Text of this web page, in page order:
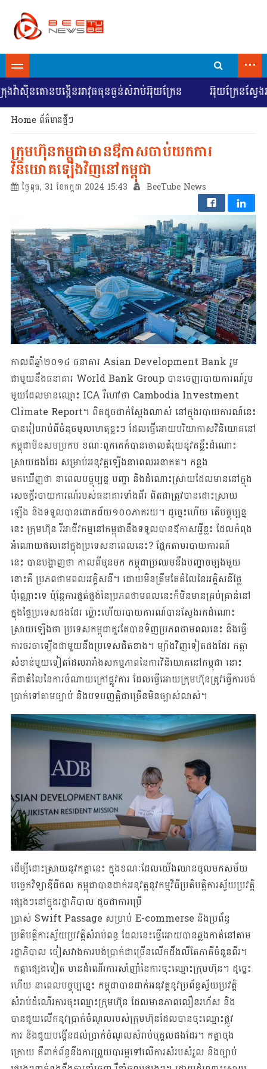
...
ស៊ីនតោនបង្កើនអាវុធធុនធ្ងន់សំរាប់អ៊ុយក្រែន អ៊ុយក្រែនស្វែង
Home ព័ត៌មានថ្មីៗ
ក្រុមហ៊ុនកម្ពុជាមានឳកាសចាប់យកការ
វិនិយោគឡើងវិញនៅកម្ពុជា
ថ្ងៃពុធ, 31 ខែកក្កដា 2024 15:43 BeeTube News
កាលពីឆ្នាំ២០១៤ ធនាគារ Asian Development Bank រួម
ជាមួយនឹងធនាគារ World Bank Group បានចេញរបាយការណ៍រួម
មួយដែលមានឈ្មោះ ICA រឺហៅថា Cambodia Investment
Climate Report។ ពិតដូចជាក់ស្តែងណាស់ នៅក្នុងរបាយការណ៍នេះ
បានរៀបរាប់ពីចំនុចមូលហេតុខ្លះៗ ដែលធ្វើអោយបរិយាកាសវិនិយោគនៅ
កម្ពុជាមិនសមប្រកប ខណៈពួកគេក៏បានចោលតំរុយនូវគន្លឹះដំណោះ
ស្រាយផងដែរ សម្រាប់អនុវត្តឡើងនាពេលអនាគត។ កន្លង
មកឃើញថា នាពេលបច្ចុប្បន្ន បញ្ហា និងដំណោះស្រាយដែលមាននៅក្នុង
សេចក្តីរបាយការណ៍របស់ធនាគារទាំងពីរ ពិតជាត្រូវបានដោះស្រាយ
ឡើង និងទទួលបានជោគជ័យ១០០ភាគរយ។ ដូច្នេះហើយ តើបច្ចុប្បន្ន
នេះ ក្រុមហ៊ុន រឺអាជីវកម្មនៅកម្ពុជានឹងទទួលបានឳកាសអ្វីខ្លះ ដែលកំពុង
អំណោយផលនៅក្នុងប្រទេសនាពេលនេះ? ផ្អែកតាមរបាយការណ៍
នេះ បានបង្ហាញថា កាលពីមុនមក កម្ពុជាប្រឈមនឹងបញ្ហាចម្បងមួយ
នោះគឺ ប្រភពថាមពលអគ្គិសនី។ ដោយមិនត្រឹមតែតំលៃនៃអគ្គិសនីថ្លៃ
ប៉ុណ្ណោះទេ ប៉ុន្តែការផ្គត់ផ្គង់នៃប្រភពថាមពលនេះក៏មិនមានគ្រប់គ្រាន់នៅ
ក្នុងផ្ទៃប្រទេសផងដែរ ម្ល៉ោះហើយរបាយការណ៍បានស្វែងរកដំណោះ
ស្រាយឡើងថា ប្រទេសកម្ពុជាគួរតែបានទិញប្រភពថាមពលនេះ និងធ្វើ
ការចរចាឡើងជាមួយនឹងប្រទេសជិតខាង។ ម្យ៉ាងវិញទៀតផងដែរ កត្តា
សំខាន់មួយទៀតដែលរារាំងសកម្មភាពនៃការវិនិយោគនៅកម្ពុជា នោះ
គឺជាតំលៃនៃការចំណាយក្រៅផ្លូវការ ដែលធ្វើអោយក្រុមហ៊ុនត្រូវធ្វើការបង់
ប្រាក់ទៅតាមច្បាប់ និងបទបញ្ញត្តិជាច្រើនមិនច្បាស់លាស់។
ដើម្បីដោះស្រាយនូវកត្តានេះ ក្នុងខណៈដែលយើងឈានចូលមកសម័យ
បច្ចេកវិទ្យាឌីជីថល កម្ពុជាបានដាក់អនុវត្តនូវកម្មវិធីប្រតិបត្តិការស្វ័យប្រវត្តិ
ផ្សេងៗនៅក្នុងរដ្ឋាភិបាល ដូចជាការប្រើ
ប្រាស់ Swift Passage សម្រាប់ E-commerse និងប្រព័ន្ធ​​​
ប្រតិបត្តិការស្វ័យប្រវត្តិសំរាប់ពន្ធ ដែលនេះធ្វើអោយបានឆ្លងកាត់នៅតាម
រដ្ឋាភិបាល ចៀសវាងការបង់ប្រាក់ជាច្រើនលើកដឹងលឺតែភាគីចំនួនពីរ។
កត្តាផ្សេងទៀត មានដំណើរការសាំញាំនៃការចុះឈ្មោះក្រុមហ៊ុន។ ដូច្នេះ
ហើយ នាពេលបច្ចុប្បន្នេះ កម្ពុជាបានដាក់អនុវត្តនូវប្រព័ន្ធស្វ័យប្រវត្តិ
សំរាប់ដំណើរការចុះឈ្មោះក្រុមហ៊ុន ដែលមានភាពលឿនរហ័ស និង
បានជួយលើកនូវប្រាក់ចំណូលរបស់ក្រុមហ៊ុនដែលបានចុះឈ្មោះផ្លូវ
ការ និងជួយបង្កើនដល់ប្រាក់ចំណូលសំរាប់បុគ្គលផងដែរ។ កត្តាចុង
ក្រោយ គឺពាក់ព័ន្ធនឹងការព្រួយបារម្ភទៅលើការសំរបសំរួល​​​ និងច្បាប់